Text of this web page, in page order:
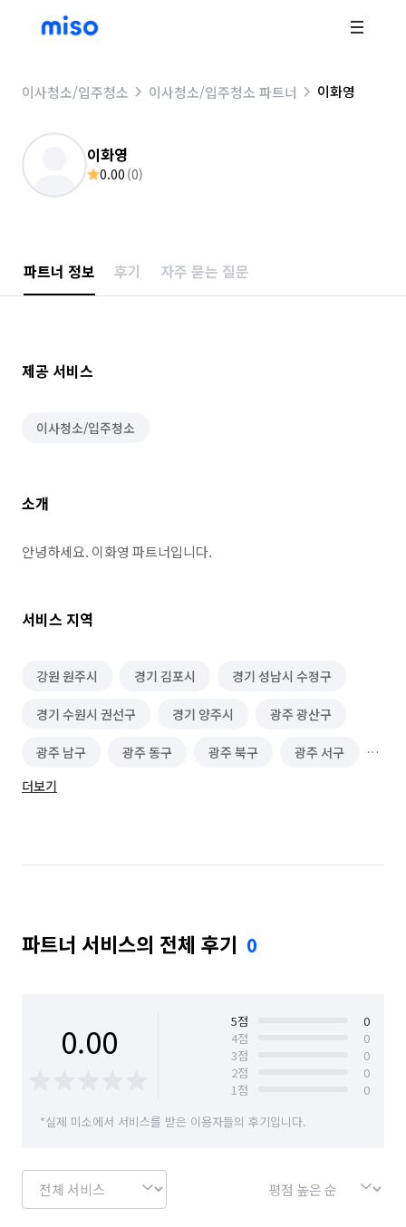
이사청소/입주청소 이사청소/입주청소 파트너 이화영
이화영
0.00 (0)
파트너 정보 후기 자주 묻는 질문
제공 서비스
이사청소/입주청소
소개
안녕하세요. 이화영 파트너입니다.
서비스 지역
강원 원주시 경기 김포시 경기 성남시 수정구
경기 수원시 권선구 경기 양주시 광주 광산구
광주 남구 광주 동구 광주 북구 광주 서구
대전 대덕구
서울 강북구 서울 광진구 서울 동대문구
서울 성동구 서울 성북구 서울 송파구
전남 나주시
전남 담양군 전남 순천시
전북 전주시 완산구
더보기
파트너 서비스의 전체 후기 0
0.00 5점
0
4점
0
3점
0
2점
0
1점
0
*실제 미소에서 서비스를 받은 이용자들의 후기입니다.